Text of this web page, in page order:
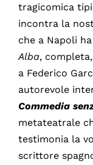
tragicomica
incontra la
che a Napoli
Alba,
a Federico
autorevole
Commedia
metateatrale
testimonia la
scrittore